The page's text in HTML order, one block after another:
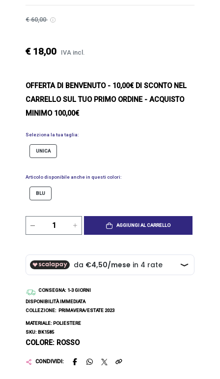
€ 60,00
€ 18,00 IVA incl.
OFFERTA DI BENVENUTO- 10,00€ DI SCONTO NEL
CARRELLO SUL TUO PRIMO ORDINE - ACQUISTO
MINIMO 100,00€
Seleziona la tua taglia:
UNICA
Articolo disponibile anche in questi colori:
BLU
AGGIUNGI AL CARRELLO
CONSEGNA: 1-3 GIORNI
DISPONIBILITÀ IMMEDIATA
COLLEZIONE: PRIMAVERA/ESTATE 2023
MATERIALE: POLIESTERE
SKU: BK1585
COLORE: ROSSO
CONDIVIDI: